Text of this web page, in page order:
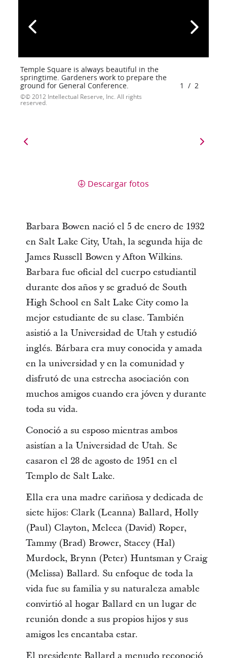
Temple Square is always beautiful in the
springtime. Gardeners work to prepare the
ground for General Conference.
© 2012 Intellectual Reserve, Inc. All rights
reserved.
1 / 2
Descargar fotos
Barbara Bowen nació el 5 de enero de 1932
en Salt Lake City, Utah, la segunda hija de
James Russell Bowen y Afton Wilkins.
Barbara fue oficial del cuerpo estudiantil
durante dos años y se graduó de South
High School en Salt Lake City como la
mejor estudiante de su clase. También
asistió a la Universidad de Utah y estudió
inglés. Bárbara era muy conocida y amada
en la universidad y en la comunidad y
disfrutó de una estrecha asociación con
muchos amigos cuando era jóven y durante
toda su vida.
Conoció a su esposo mientras ambos
asistían a la Universidad de Utah. Se
casaron el 28 de agosto de 1951 en el
Templo de Salt Lake.
Ella era una madre cariñosa y dedicada de
siete hijos: Clark (Leanna) Ballard, Holly
(Paul) Clayton, Meleea (David) Roper,
Tammy (Brad) Brower, Stacey (Hal)
Murdock, Brynn (Peter) Huntsman y Craig
(Melissa) Ballard. Su enfoque de toda la
vida fue su familia y su naturaleza amable
convirtió al hogar Ballard en un lugar de
reunión donde a sus propios hijos y sus
amigos les encantaba estar.